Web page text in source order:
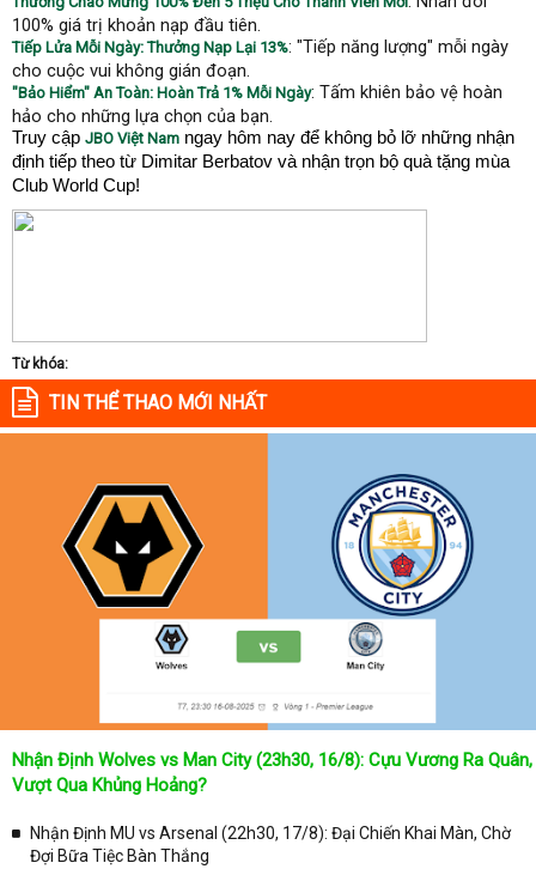
100% giá trị khoản nạp đầu tiên.
Tiếp Lửa Mỗi Ngày: Thưởng Nạp Lại 13%: "Tiếp năng lượng" mỗi ngày
cho cuộc vui không gián đoạn.
"Bảo Hiểm" An Toàn: Hoàn Trả 1% Mỗi Ngày: Tấm khiên bảo vệ hoàn
hảo cho những lựa chọn của bạn.
Truy cập JBO Việt Nam ngay hôm nay để không bỏ lỡ những nhận
định tiếp theo từ Dimitar Berbatov và nhận trọn bộ quà tặng mùa
Club World Cup!
Từ khóa:
TIN THỂ THAO MỚI NHẤT
Nhận Định Wolves vs Man City (23h30, 16/8): Cựu Vương Ra Quân,
Vượt Qua Khủng Hoảng?
Nhận Định MU vs Arsenal (22h30, 17/8): Đại Chiến Khai Màn, Chờ
Đợi Bữa Tiệc Bàn Thắng